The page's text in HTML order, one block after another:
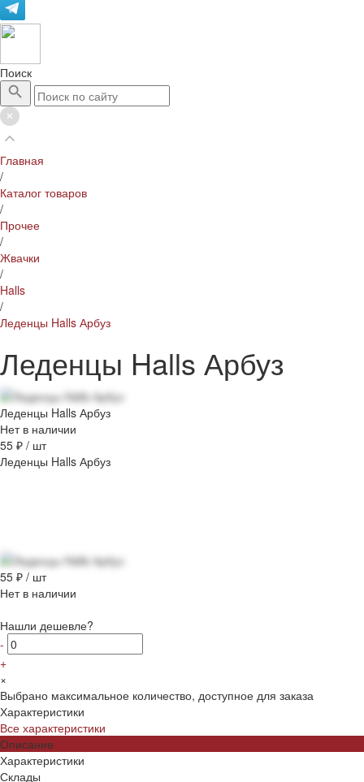
Поиск
Главная
/
Каталог товаров
/
Прочее
/
Жвачки
/
Halls
/
Леденцы Halls Арбуз
Леденцы Halls Арбуз
Леденцы Halls Арбуз
Нет в наличии
55 ₽ / шт
Леденцы Halls Арбуз
55 ₽ / шт
Нет в наличии
Нашли дешевле?
-
+
×
Выбрано максимальное количество, доступное для заказа
Характеристики
Все характеристики
Описание
Характеристики
Склады